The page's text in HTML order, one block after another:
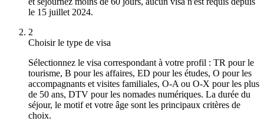
le 15 juillet 2024.
2
Choisir le type de visa
Sélectionnez le visa correspondant à votre profil : TR pour le
tourisme, B pour les affaires, ED pour les études, O pour les
accompagnants et visites familiales, O-A ou O-X pour les plus
de 50 ans, DTV pour les nomades numériques. La durée du
séjour, le motif et votre âge sont les principaux critères de
choix.